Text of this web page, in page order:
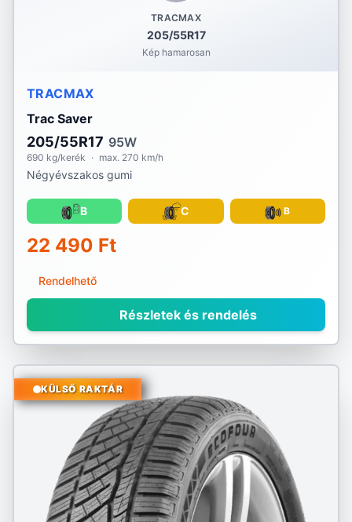
TRACMAX
205/55R17
Kép hamarosan
TRACMAX
Trac Saver
205/55R17 95W
690 kg/kerék · max. 270 km/h
Négyévszakos gumi
B C B
22 490 Ft
Rendelhető
Részletek és rendelés
KÜLSŐ RAKTÁR